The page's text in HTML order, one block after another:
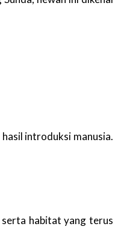
introduksi manusia.
serta habitat yang terus